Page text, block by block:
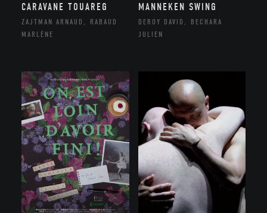
CARAVANE TOUAREG
ZAJTMAN ARNAUD, RABAUD
MARLÈNE
MANNEKEN SWING
DEROY DAVID, BECHARA
JULIEN